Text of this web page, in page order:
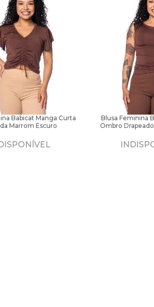
Babicat Manga Curta
Marrom Escuro
Blusa Feminina
Ombro